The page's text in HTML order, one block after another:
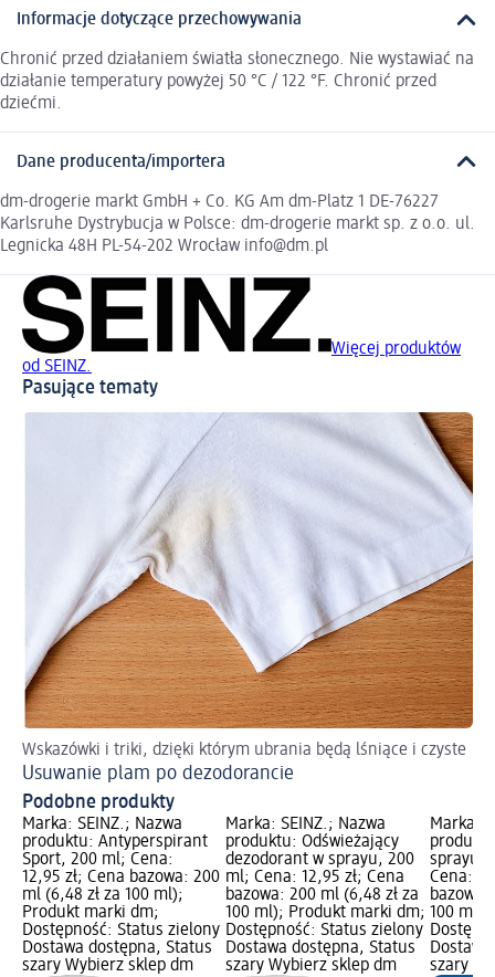
Informacje dotyczące przechowywania
Chronić przed działaniem światła słonecznego. Nie wystawiać na
działanie temperatury powyżej 50 °C / 122 °F. Chronić przed
dziećmi.
Dane producenta/importera
dm-drogerie markt GmbH + Co. KG Am dm-Platz 1 DE-76227
Karlsruhe Dystrybucja w Polsce: dm-drogerie markt sp. z o.o. ul.
Legnicka 48H PL-54-202 Wrocław info@dm.pl
Więcej produktów
od SEINZ.
Pasujące tematy
Wskazówki i triki, dzięki którym ubrania będą lśniące i czyste
Usuwanie plam po dezodorancie
Podobne produkty
Marka: SEINZ.; Nazwa
produktu: Antyperspirant
Sport, 200 ml; Cena:
12,95 zł; Cena bazowa: 200
ml (6,48 zł za 100 ml);
Produkt marki dm;
Dostępność: Status zielony
Dostawa dostępna, Status
szary Wybierz sklep dm
Marka: SEINZ.; Nazwa
produktu: Odświeżający
dezodorant w sprayu, 200
ml; Cena: 12,95 zł; Cena
bazowa: 200 ml (6,48 zł za
100 ml); Produkt marki dm;
Dostępność: Status zielony
Dostawa dostępna, Status
szary Wybierz sklep dm
Marka:
sprayu
Cena:
bazowa:
100 ml);
szary